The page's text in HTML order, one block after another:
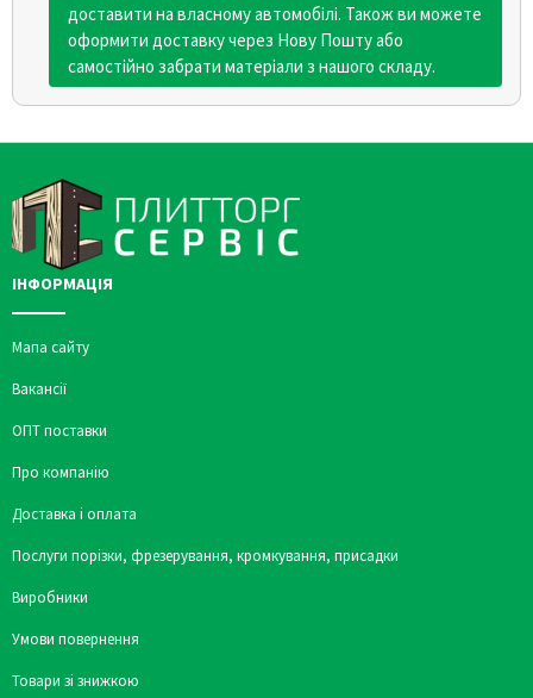
доставити на власному автомобілі. Також ви можете
оформити доставку через Нову Пошту або
самостійно забрати матеріали з нашого складу.
ІНФОРМАЦІЯ
Мапа сайту
Вакансії
ОПТ поставки
Про компанію
Доставка і оплата
Послуги порізки, фрезерування, кромкування, присадки
Виробники
Умови повернення
Товари зі знижкою